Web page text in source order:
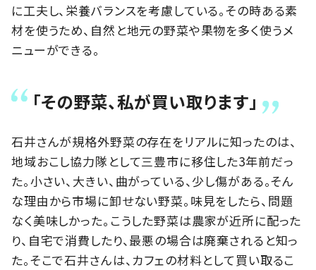
に工夫し、栄養バランスを考慮している。その時ある素
材を使うため、自然と地元の野菜や果物を多く使うメ
ニューができる。
「その野菜、私が買い取ります」
石井さんが規格外野菜の存在をリアルに知ったのは、
地域おこし協力隊として三豊市に移住した3年前だっ
た。小さい、大きい、曲がっている、少し傷がある。そん
な理由から市場に卸せない野菜。味見をしたら、問題
なく美味しかった。こうした野菜は農家が近所に配った
り、自宅で消費したり、最悪の場合は廃棄されると知っ
た。そこで石井さんは、カフェの材料として買い取るこ